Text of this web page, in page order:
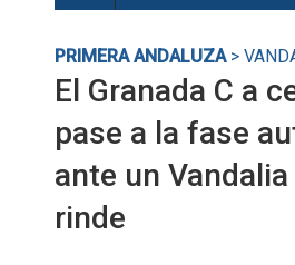
PRIMERA ANDALUZA>
El Granada C a
pase a la fase
ante un
rinde